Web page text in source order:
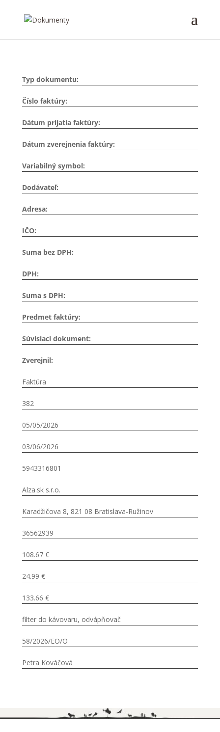
Typ dokumentu:
Číslo faktúry:
Dátum prijatia faktúry:
Dátum zverejnenia faktúry:
Variabilný symbol:
Dodávateľ:
Adresa:
IČO:
Suma bez DPH:
DPH:
Suma s DPH:
Predmet faktúry:
Súvisiaci dokument:
Zverejnil:
Faktúra
382
05/05/2026
03/06/2026
5943316801
Alza.sk s.r.o.
Karadžičova 8, 821 08 Bratislava-Ružinov
36562939
108.67 €
24.99 €
133.66 €
filter do kávovaru, odvápňovač
58/2026/EO/O
Petra Kováčová